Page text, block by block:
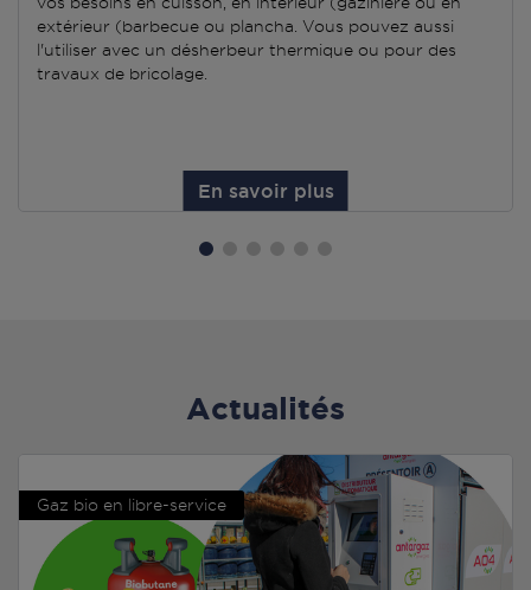
extérieur (barbecue ou plancha. Vous pouvez aussi
l'utiliser avec un désherbeur thermique ou pour des
travaux de bricolage.
En savoir plus
Actualités
Gaz bio en libre-service